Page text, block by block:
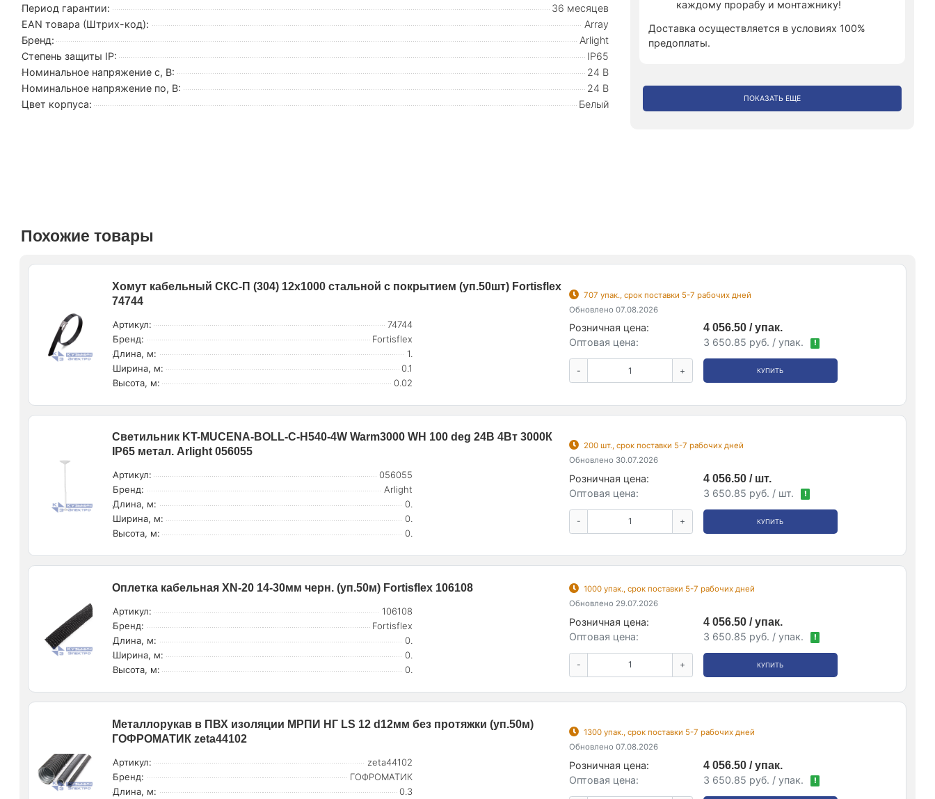
каждому прорабу и монтажнику!
Доставка осуществляется в условиях 100%
предоплаты.
ПОКАЗАТЬ ЕЩЕ
Период гарантии:
36 месяцев
EAN товара (Штрих-код):
Array
Бренд:
Arlight
Степень защиты IP:
IP65
Номинальное напряжение с, В:
24 В
Номинальное напряжение по, В:
24 В
Цвет корпуса:
Белый
Похожие товары
Хомут кабельный СКС-П (304) 12х1000 стальной с покрытием (уп.50шт) Fortisflex
74744
Артикул:
74744
Бренд:
Fortisflex
Длина, м:
1.
Ширина, м:
0.1
Высота, м:
0.02
707 упак., срок поставки 5-7 рабочих дней
Обновлено 07.08.2026
Розничная цена:
4 056.50 / упак.
Оптовая цена:
3 650.85 руб. / упак. !
- + КУПИТЬ
Светильник KT-MUCENA-BOLL-C-H540-4W Warm3000 WH 100 deg 24В 4Вт 3000К
IP65 метал. Arlight 056055
Артикул:
056055
Бренд:
Arlight
Длина, м:
0.
Ширина, м:
0.
Высота, м:
0.
200 шт., срок поставки 5-7 рабочих дней
Обновлено 30.07.2026
Розничная цена:
4 056.50 / шт.
Оптовая цена:
3 650.85 руб. / шт. !
- + КУПИТЬ
Оплетка кабельная XN-20 14-30мм черн. (уп.50м) Fortisflex 106108
Артикул:
106108
Бренд:
Fortisflex
Длина, м:
0.
Ширина, м:
0.
Высота, м:
0.
1000 упак., срок поставки 5-7 рабочих дней
Обновлено 29.07.2026
Розничная цена:
4 056.50 / упак.
Оптовая цена:
3 650.85 руб. / упак. !
- + КУПИТЬ
Металлорукав в ПВХ изоляции МРПИ НГ LS 12 d12мм без протяжки (уп.50м)
ГОФРОМАТИК zeta44102
Артикул:
zeta44102
Бренд:
ГОФРОМАТИК
Длина, м:
0.3
1300 упак., срок поставки 5-7 рабочих дней
Обновлено 07.08.2026
Розничная цена:
4 056.50 / упак.
Оптовая цена:
3 650.85 руб. / упак. !